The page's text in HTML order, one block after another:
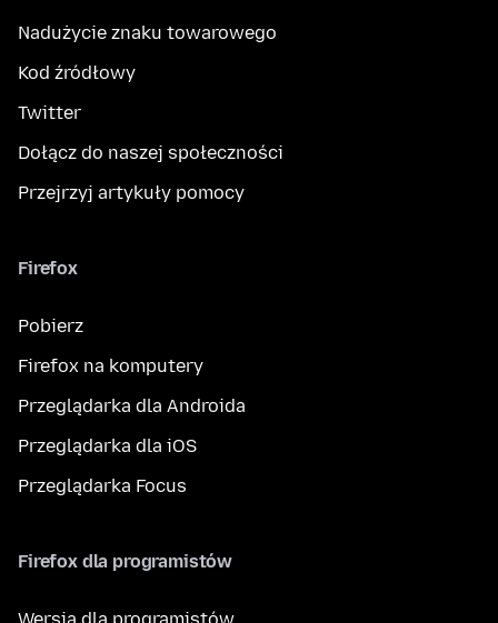
Nadużycie znaku towarowego
Kod źródłowy
Twitter
Dołącz do naszej społeczności
Przejrzyj artykuły pomocy
Firefox
Pobierz
Firefox na komputery
Przeglądarka dla Androida
Przeglądarka dla iOS
Przeglądarka Focus
Firefox dla programistów